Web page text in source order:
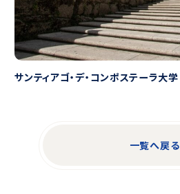
サンティアゴ・デ・コンポステーラ大学
一覧へ戻る